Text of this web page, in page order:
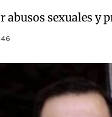
abusos sexuales